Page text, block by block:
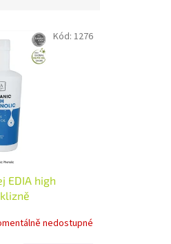
EDIA high
nedostupné
Kód: 1276